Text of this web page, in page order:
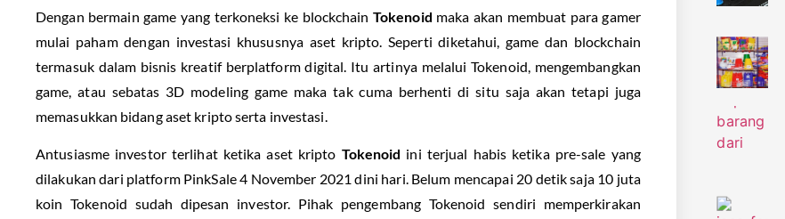
Dengan bermain game yang terkoneksi ke blockchain Tokenoid maka akan membuat para gamer
mulai paham dengan investasi khususnya aset kripto. Seperti diketahui, game dan blockchain
termasuk dalam bisnis kreatif berplatform digital. Itu artinya melalui Tokenoid, mengembangkan
game, atau sebatas 3D modeling game maka tak cuma berhenti di situ saja akan tetapi juga
memasukkan bidang aset kripto serta investasi.
Antusiasme investor terlihat ketika aset kripto Tokenoid ini terjual habis ketika pre-sale yang
dilakukan dari platform PinkSale 4 November 2021 dini hari. Belum mencapai 20 detik saja 10 juta
koin Tokenoid sudah dipesan investor. Pihak pengembang Tokenoid sendiri memperkirakan